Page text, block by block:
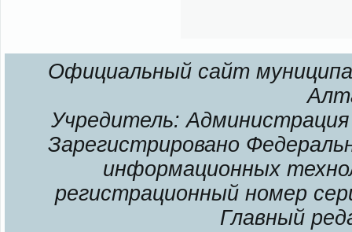
Официальный сайт
Учредитель: Администрация
Зарегистрировано
информационных
регистрационный номер
Главный